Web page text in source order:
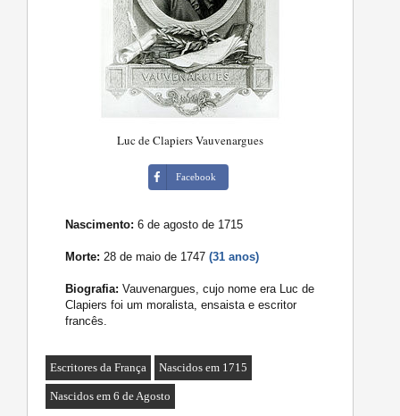
Luc de Clapiers Vauvenargues
Facebook
Nascimento: 6 de agosto de 1715
Morte: 28 de maio de 1747(31 anos)
Biografia: Vauvenargues, cujo nome era Luc de
Clapiers foi um moralista, ensaista e escritor
francês.
Escritores da França Nascidos em 1715
Nascidos em 6 de Agosto